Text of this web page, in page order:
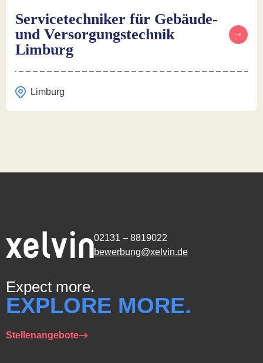
Servicetechniker für Gebäude-
und Versorgungstechnik
Limburg
Limburg
02131 – 8819022
bewerbung@xelvin.de
Expect more.
EXPLORE MORE.
Stellenangebote